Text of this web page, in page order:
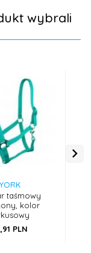
wybrali
YORK
taśmowy
kolor
91 PLN